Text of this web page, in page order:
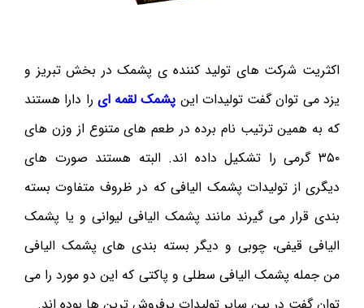
اکثریت شرکت های تولید کننده ی پشمک در بخش تبریز و
یزد می توان گفت تولیدات این پشمک لقمه ای را دارا هستند
که به همین ترتیب نام برده در طعم های متنوع از وزن های
۳۵۰ گرمی را تشکیل داده اند. البته هستند صورت های
دیگری از تولیدات پشمک الیافی که در ظروف متفاوت بسته
بندی قرار می گیرند مانند پشمک الیافی لیوانی و یا پشمک
الیافی قیفی، چوبی و دیگر بسته بندی های پشمک الیافی
من جمله پشمک الیافی سطلی و پاکتی که این دو مورد را می